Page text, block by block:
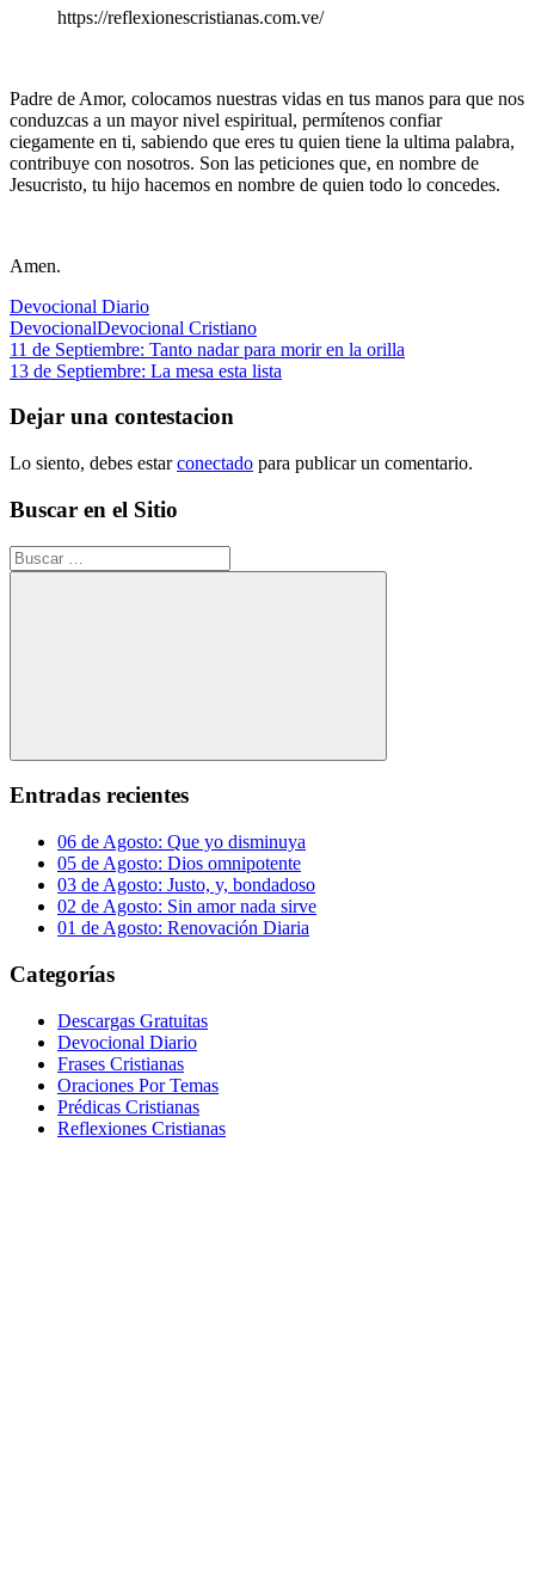
https://reflexionescristianas.com.ve/
Padre de Amor, colocamos nuestras vidas en tus manos para que nos
conduzcas a un mayor nivel espiritual, permítenos confiar
ciegamente en ti, sabiendo que eres tu quien tiene la ultima palabra,
contribuye con nosotros. Son las peticiones que, en nombre de
Jesucristo, tu hijo hacemos en nombre de quien todo lo concedes.
Amen.
Devocional Diario
DevocionalDevocional Cristiano
Navegación
de
entradas
Entrada
anterior:
11 de Septiembre: Tanto nadar para morir en la orilla
Siguiente
13 de Septiembre: La mesa esta lista
Dejar una contestacion
Lo siento, debes estarconectado para publicar un comentario.
Buscar en el Sitio
Buscar:
Buscar
Entradas recientes
06 de Agosto: Que yo disminuya
05 de Agosto: Dios omnipotente
03 de Agosto: Justo, y, bondadoso
02 de Agosto: Sin amor nada sirve
01 de Agosto: Renovación Diaria
Categorías
Descargas Gratuitas
Devocional Diario
Frases Cristianas
Oraciones Por Temas
Prédicas Cristianas
Reflexiones Cristianas